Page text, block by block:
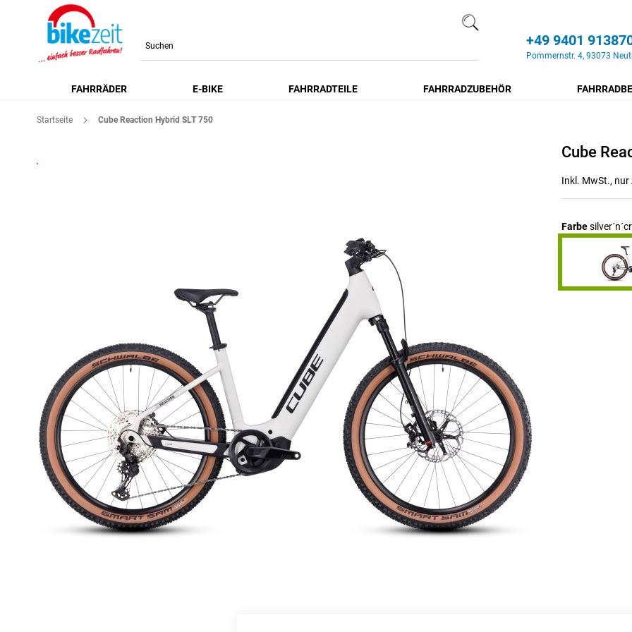
+49 9401
Pommernstr. 4, 93073
FAHRRÄDER E-BIKE FAHRRADTEILE FAHRRADZUBEHÖR
Startseite Cube Reaction Hybrid SLT 750
Ende
Cube
Inkl. MwSt.,
Farbe